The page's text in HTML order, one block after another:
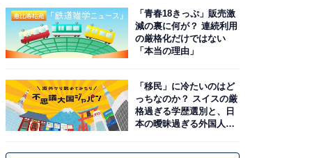
「青春18きっぷ」販売激
減の裏に何が？ 連続利用
の厳格化だけではない
「本当の理由」
「移民」に冷たいのはど
っちなのか？ スイスの厳
格過ぎる学歴選別と、日
本の曖昧過ぎる外国人政